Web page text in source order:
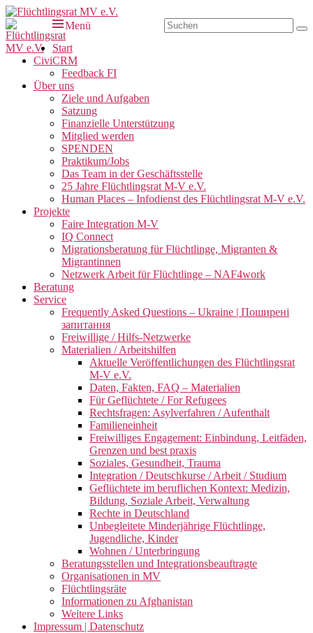
Zum
Inhalt
springen
Flüchtlingsrat MV e.V.
Schwerin
Suchen
nach:
Menü
Primäres
Menü
Start
CiviCRM
Feedback FI
Über uns
Ziele und Aufgaben
Satzung
Finanzielle Unterstützung
Mitglied werden
SPENDEN
Praktikum/Jobs
Das Team in der Geschäftsstelle
25 Jahre Flüchtlingsrat M-V e.V.
Human Places – Infodienst des Flüchtlingsrat M-V e.V.
Projekte
Faire Integration M-V
IQ Connect
Migrationsberatung für Flüchtlinge, Migranten &
Migrantinnen
Netzwerk Arbeit für Flüchtlinge – NAF4work
Beratung
Service
Frequently Asked Questions – Ukraine | Поширені
запитання
Freiwillige / Hilfs-Netzwerke
Materialien / Arbeitshilfen
Aktuelle Veröffentlichungen des Flüchtlingsrat
M-V e.V.
Daten, Fakten, FAQ – Materialien
Für Geflüchtete / For Refugees
Rechtsfragen: Asylverfahren / Aufenthalt
Familieneinheit
Freiwilliges Engagement: Einbindung, Leitfäden,
Grenzen und best praxis
Soziales, Gesundheit, Trauma
Integration / Deutschkurse / Arbeit / Studium
Geflüchtete im beruflichen Kontext: Medizin,
Bildung, Soziale Arbeit, Verwaltung
Rechte in Deutschland
Unbegleitete Minderjährige Flüchtlinge,
Jugendliche, Kinder
Wohnen / Unterbringung
Beratungsstellen und Integrationsbeauftragte
Organisationen in MV
Flüchtlingsräte
Informationen zu Afghanistan
Weitere Links
Impressum | Datenschutz